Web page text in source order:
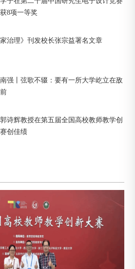
8项一等奖
家治理》刊发校长张宗益署名文章
强丨弦歌不辍：要有一所大学屹立在敌
诗辉教授在第五届全国高校教师教学创
创佳绩